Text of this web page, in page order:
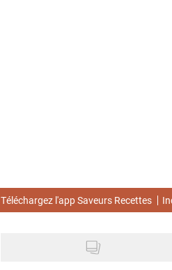
Téléchargez l'app Saveurs Recettes